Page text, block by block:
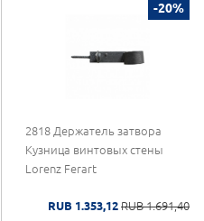
-20%
2818 Держатель затвора
Кузница винтовых стены
Lorenz Ferart
RUB 1.353,12 RUB 1.691,40